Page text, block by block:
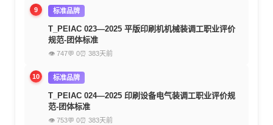
9 标准品牌
T_PEIAC 023—2025 平版印刷机机械装调工职业评价
规范-团体标准
👁 747💬 0⏰ 383天前
10 标准品牌
T_PEIAC 024—2025 印刷设备电气装调工职业评价规
范-团体标准
👁 753💬 0⏰ 383天前